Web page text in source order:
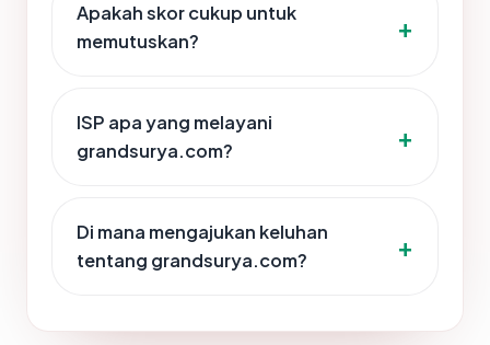
Apakah skor cukup untuk
memutuskan?
ISP apa yang melayani
grandsurya.com?
Di mana mengajukan keluhan
tentang grandsurya.com?